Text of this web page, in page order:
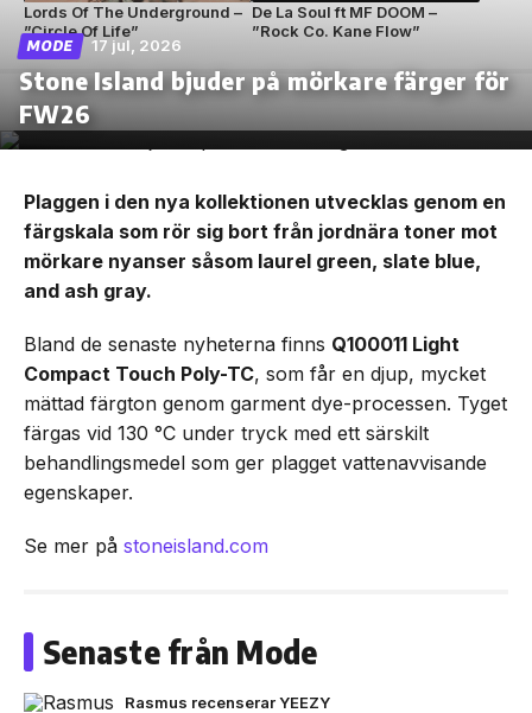
Lords Of The Underground –
”Circle Of Life”
De La Soul ft MF DOOM –
”Rock Co. Kane Flow”
MODE 17 jul, 2026
Stone Island bjuder på mörkare färger för
FW26
Plaggen i den nya kollektionen utvecklas genom en
färgskala som rör sig bort från jordnära toner mot
mörkare nyanser såsom laurel green, slate blue,
and ash gray.
Bland de senaste nyheterna finns Q100011 Light
Compact Touch Poly-TC, som får en djup, mycket
mättad färgton genom garment dye-processen. Tyget
färgas vid 130 °C under tryck med ett särskilt
behandlingsmedel som ger plagget vattenavvisande
egenskaper.
Se mer på stoneisland.com
Senaste från Mode
Rasmus recenserar YEEZY